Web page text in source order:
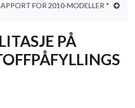
FOR 2010-MODELLER *
PÅ